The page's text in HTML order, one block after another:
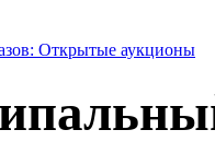
Открытые аукционы